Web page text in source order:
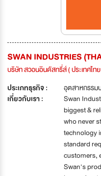
SWAN INDUSTRIES
บริษัท สวอนอินดัสทรี่ส์ ( ประเทศไท
ประเภทธุรกิจ :
อุตสาหกรร
เกี่ยวกับเรา :
Swan
biggest &
who never
technology
standard
customers,
Swan's